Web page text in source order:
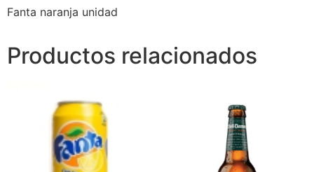
Fanta naranja unidad
Productos relacionados